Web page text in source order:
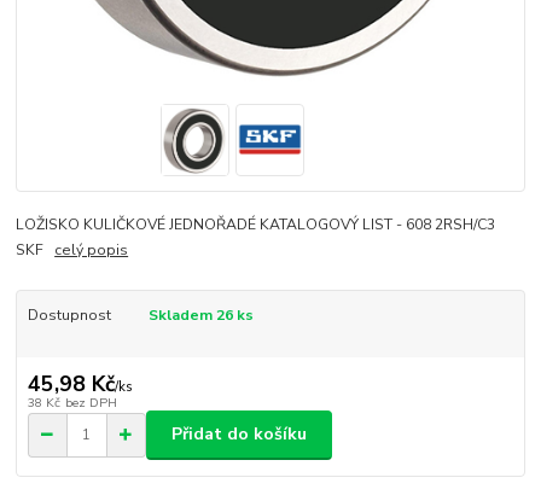
LOŽISKO KULIČKOVÉ JEDNOŘADÉ KATALOGOVÝ LIST - 608 2RSH/C3
SKF celý popis
Dostupnost Skladem 26 ks
45,98 Kč/ks
38 Kč bez DPH
Přidat do košíku